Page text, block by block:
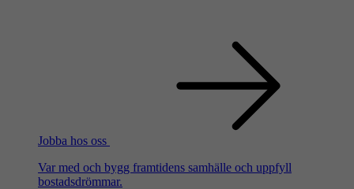
Jobba hos oss
Var med och bygg framtidens samhälle och uppfyll
bostadsdrömmar.